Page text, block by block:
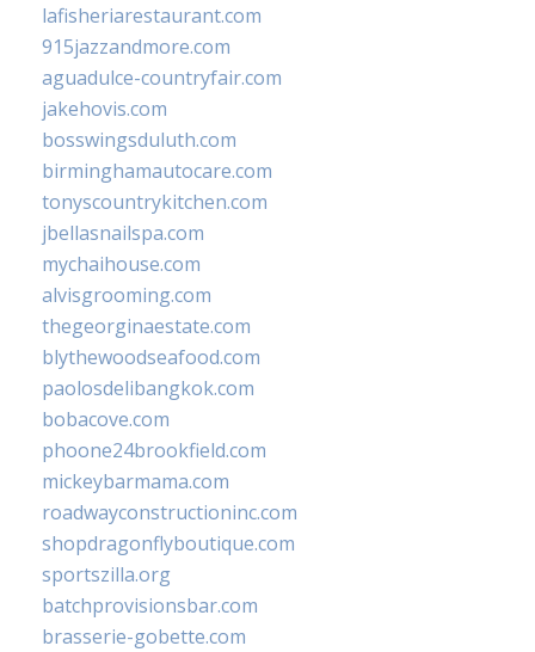
lafisheriarestaurant.com
915jazzandmore.com
aguadulce-countryfair.com
jakehovis.com
bosswingsduluth.com
birminghamautocare.com
tonyscountrykitchen.com
jbellasnailspa.com
mychaihouse.com
alvisgrooming.com
thegeorginaestate.com
blythewoodseafood.com
paolosdelibangkok.com
bobacove.com
phoone24brookfield.com
mickeybarmama.com
roadwayconstructioninc.com
shopdragonflyboutique.com
sportszilla.org
batchprovisionsbar.com
brasserie-gobette.com